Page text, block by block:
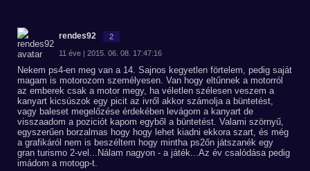
rendes92 2
11 éve | 2015. 06. 08. 17:47:16
Nekem ps4-en meg van a 14. Sajnos kegyetlen förtelem, pedig saját
magam is motorozom személyesen. Van hogy eltűnnek a motorról
az emberek csak a motor megy, ha véletlen szélesen veszem a
kanyart kicsúszok egy picit az ivről akkor számolja a büntetést,
vagy baleset megelőzése érdekében levágom a kanyart de
visszaadom a poziciót kapom egyből a büntetést. Valami szörnyű,
egyszerűen borzalmas hogy hogy lehet kiadni ekkora szart, és még
a grafikáról nem is beszéltem hogy mintha ps2őn játszanék egy
gran turismo 2-vel...Nálam nagyon - a játék...Az év csalódása pedig
imádom a motogp-t.